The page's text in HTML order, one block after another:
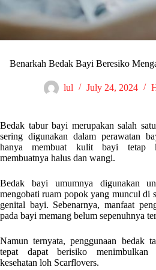
Benarkah Bedak Bayi Beresiko
lul July 24, 2024
Bedak tabur bayi merupakan salah
sering digunakan dalam perawatan
hanya membuat kulit bayi tetap
membuatnya halus dan wangi.
Bedak bayi umumnya digunakan
mengobati ruam popok yang muncul di
genital bayi. Sebenarnya, manfaat
pada bayi memang belum sepenuhnya
Namun ternyata, penggunaan bedak
tepat dapat berisiko menimbulkan
kesehatan loh Scarflovers.